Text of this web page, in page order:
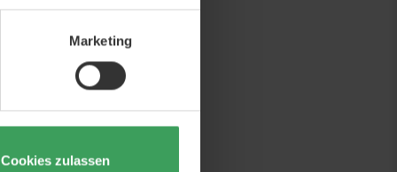
Marketing
Cookies zulassen